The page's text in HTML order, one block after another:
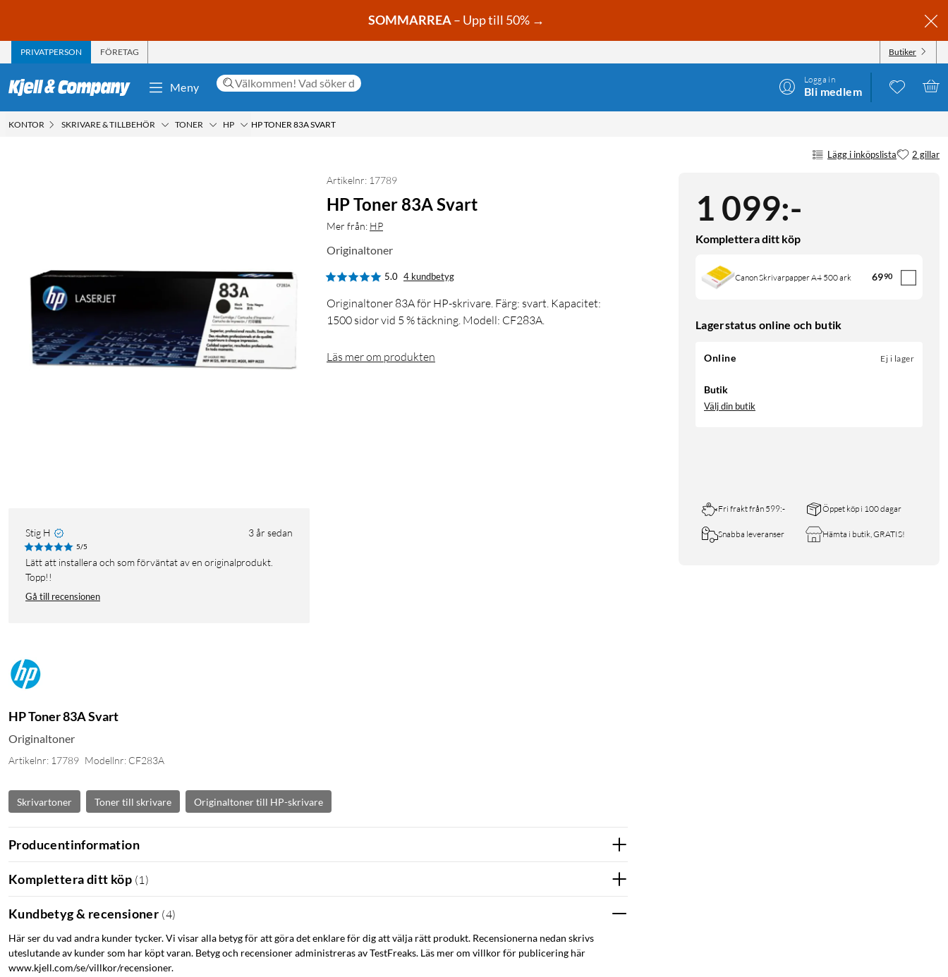
SOMMARREA– Upp till 50% →
PRIVATPERSON FÖRETAG Butiker
Meny
Logga in
Bli medlem
KONTOR SKRIVARE & TILLBEHÖR TONER HP HP TONER 83A SVART
Lägg i inköpslista 2 gillar
1 099:-
Komplettera ditt köp
Canon Skrivarpapper A4 500 ark 6990
Lagerstatus online och butik
Online Ej i lager
Butik
Välj din butik
Fri frakt från 599:- Öppet köp i 100 dagar
Snabba leveranser Hämta i butik, GRATIS!
Artikelnr: 17789
HP Toner 83A Svart
Mer från: HP
Originaltoner
5.0 4 kundbetyg
Originaltoner 83A för HP-skrivare. Färg: svart. Kapacitet:
1500 sidor vid 5 % täckning. Modell: CF283A.
Läs mer om produkten
Stig H 3 år sedan
5/5
Lätt att installera och som förväntat av en originalprodukt.
Topp!!
Gå till recensionen
HP Toner 83A Svart
Originaltoner
Artikelnr: 17789 Modellnr: CF283A
Skrivartoner Toner till skrivare Originaltoner till HP-skrivare
Producentinformation
Komplettera ditt köp (1 )
Kundbetyg & recensioner (4)
Här ser du vad andra kunder tycker. Vi visar alla betyg för att göra det enklare för dig att välja rätt produkt. Recensionerna nedan skrivs
uteslutande av kunder som har köpt varan. Betyg och recensioner administreras av TestFreaks. Läs mer om villkor för publicering här
www.kjell.com/se/villkor/recensioner.